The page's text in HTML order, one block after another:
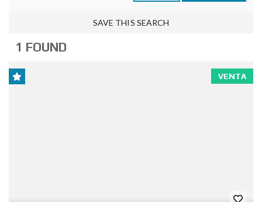
SAVE THIS SEARCH
1 FOUND
VENTA